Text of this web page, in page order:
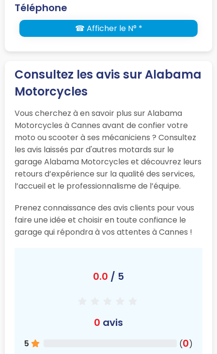
Téléphone
☎ Afficher le N° *
Consultez les avis sur Alabama
Motorcycles
Vous cherchez à en savoir plus sur Alabama
Motorcycles à Cannes avant de confier votre
moto ou scooter à ses mécaniciens ? Consultez
les avis laissés par d'autres motards sur le
garage Alabama Motorcycles et découvrez leurs
retours d’expérience sur la qualité des services,
l’accueil et le professionnalisme de l’équipe.
Prenez connaissance des avis clients pour vous
faire une idée et choisir en toute confiance le
garage qui répondra à vos attentes à Cannes !
0.0 / 5
0 avis
5 (0)